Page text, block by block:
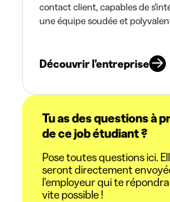
contact client, capables de
une équipe soudée et
Découvrir l'entreprise
Tu as des questions à
de ce job étudiant ?
Pose toutes questions ici.
seront directement
l'employeur qui te
vite possible !